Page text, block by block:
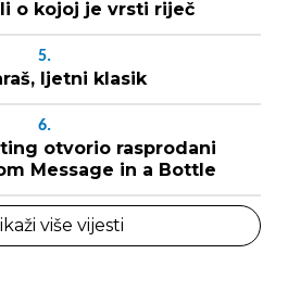
o kojoj je vrsti riječ
5.
ljetni klasik
6.
otvorio rasprodani
Message in a Bottle
više vijesti